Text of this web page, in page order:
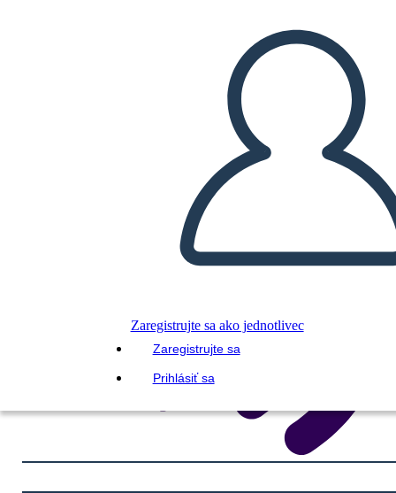
Zaregistrujte sa ako jednotlivec
Zaregistrujte sa
Prihlásiť sa
VYTVORIŤ STORYBOARD
PREHRAŤ PREZENTÁCIU
ČÍTAJ MI